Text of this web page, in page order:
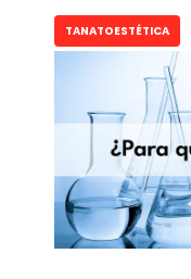
TANATOESTÉTICA